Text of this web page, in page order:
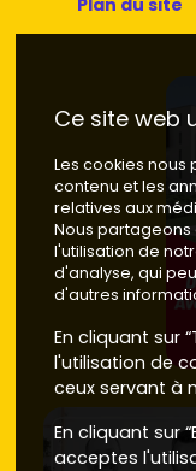
Plan du site
Ce site web
Les cookies
contenu et les
relatives aux
Nous
l'utilisation de
d'analyse, qui
d'autres
En cliquant sur
l'utilisation de
ceux servant à
En cliquant sur
acceptes